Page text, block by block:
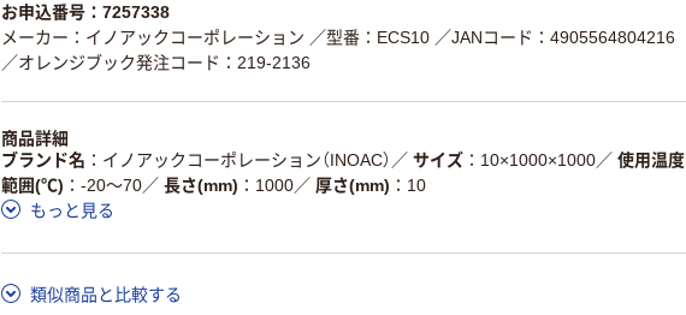
お申込番号：7257338
メーカー：イノアックコーポレーション ／型番：ECS10 ／JANコード：4905564804216
／オレンジブック発注コード：219-2136
商品詳細
ブランド名
イノアックコーポレーション（INOAC） ／ サイズ 10×1000×1000／ 使用温度
範囲(℃)
-20～70／ 長さ(mm) 1000／ 厚さ(mm)
10
もっと見る
類似商品と比較する